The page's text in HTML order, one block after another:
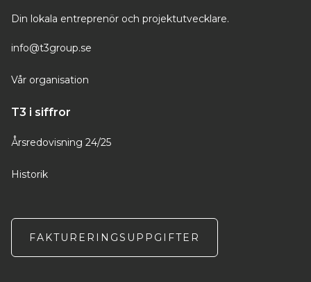
Din lokala entreprenör och projektutvecklare.
info@t3group.se
Vår organisation
T3 i siffror
Årsredovisning 24/25
Historik
FAKTURERINGSUPPGIFTER